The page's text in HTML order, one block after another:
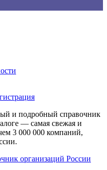
и подробный справочник
— самая свежая и
3 000 000 компаний,
организаций России